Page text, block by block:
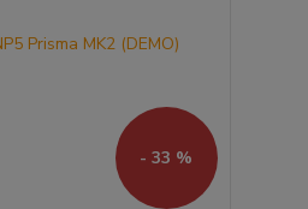
- 33 %